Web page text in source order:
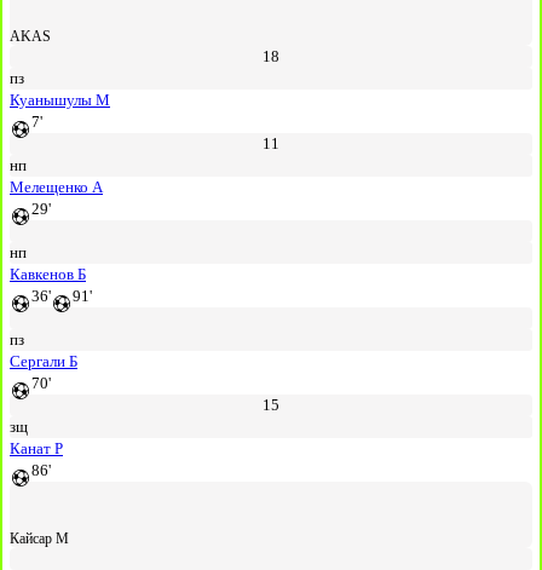
AKAS
18
пз
Куанышулы М
7'
11
нп
Мелещенко А
29'
нп
Кавкенов Б
36'
91'
пз
Сергали Б
70'
15
зщ
Канат Р
86'
Кайсар М